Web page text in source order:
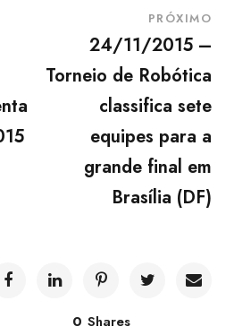
PRÓXIMO
24/11/2015 –
Torneio de Robótica
classifica sete
equipes para a
grande final em
Brasília (DF)
0 Shares